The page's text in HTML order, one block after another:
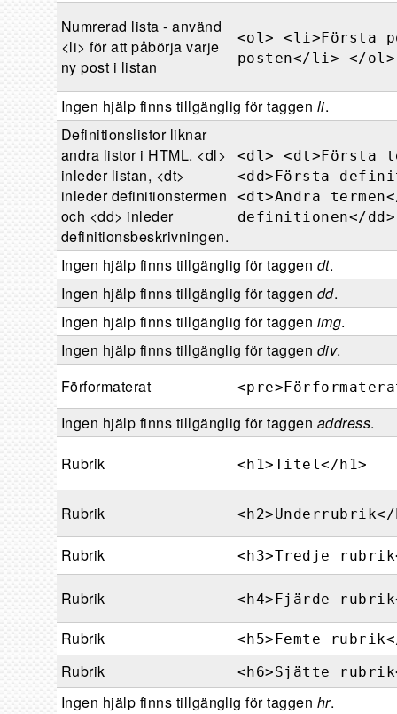
Numrerad lista - använd
<li> för att påbörja varje
ny post i listan
<ol> <li>Första
posten</li> </ol>
Ingen hjälp finns tillgänglig för taggen li.
Definitionslistor liknar
andra listor i HTML. <dl>
inleder listan, <dt>
inleder definitionstermen
och <dd> inleder
definitionsbeskrivningen.
<dl> <dt>Första
<dd>Första
<dt>Andra
definitionen</
Ingen hjälp finns tillgänglig för taggen dt.
Ingen hjälp finns tillgänglig för taggen dd.
Ingen hjälp finns tillgänglig för taggen img.
Ingen hjälp finns tillgänglig för taggen div.
Förformaterat
Ingen hjälp finns tillgänglig för taggen address.
Rubrik
<h1>Titel</h1>
Rubrik <h2>Underrubrik</
Rubrik <h3>Tredje
Rubrik <h4>Fjärde
Rubrik <h5>Femte
Rubrik <h6>Sjätte
Ingen hjälp finns tillgänglig för taggen hr.